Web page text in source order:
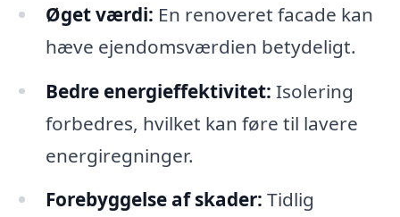
Øget værdi: En renoveret facade kan
hæve ejendomsværdien betydeligt.
Bedre energieffektivitet: Isolering
forbedres, hvilket kan føre til lavere
energiregninger.
Forebyggelse af skader: Tidlig